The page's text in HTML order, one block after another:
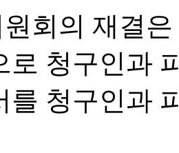
회의 재결
로 청구인과
를 청구인과